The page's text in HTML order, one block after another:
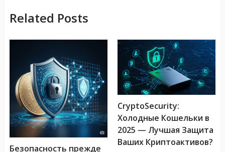
Related Posts
Безопасность прежде
CryptoSecurity:
Холодные Кошельки в
2025 — Лучшая Защита
Ваших Криптоактивов?